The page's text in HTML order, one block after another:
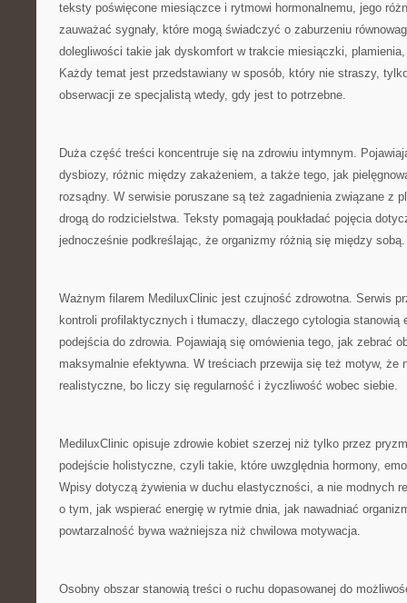
teksty poświęcone miesiączce i rytmowi hormonalnemu, jego
zauważać sygnały, które mogą świadczyć o zaburzeniu
dolegliwości takie jak dyskomfort w trakcie miesiączki,
Każdy temat jest przedstawiany w sposób, który nie straszy,
obserwacji ze specjalistą wtedy, gdy jest to potrzebne.
Duża część treści koncentruje się na zdrowiu intymnym.
dysbiozy, różnic między zakażeniem, a także tego, jak
rozsądny. W serwisie poruszane są też zagadnienia związane z
drogą do rodzicielstwa. Teksty pomagają poukładać pojęcia
jednocześnie podkreślając, że organizmy różnią się między sobą.
Ważnym filarem MediluxClinic jest czujność zdrowotna. Serwis
kontroli profilaktycznych i tłumaczy, dlaczego cytologia stanowią
podejścia do zdrowia. Pojawiają się omówienia tego, jak zebrać
maksymalnie efektywna. W treściach przewija się też motyw, że
realistyczne, bo liczy się regularność i życzliwość wobec siebie.
MediluxClinic opisuje zdrowie kobiet szerzej niż tylko przez
podejście holistyczne, czyli takie, które uwzględnia hormony,
Wpisy dotyczą żywienia w duchu elastyczności, a nie modnych
o tym, jak wspierać energię w rytmie dnia, jak nawadniać
powtarzalność bywa ważniejsza niż chwilowa motywacja.
Osobny obszar stanowią treści o ruchu dopasowanej do